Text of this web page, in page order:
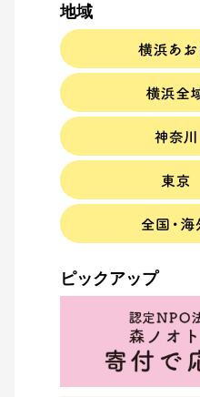
地域
ピックアップ